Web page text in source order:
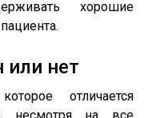
хорошие
или нет
отличается